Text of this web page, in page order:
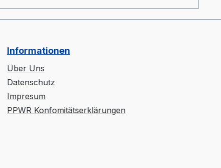
Informationen
Über Uns
Datenschutz
Impresum
PPWR Konfomitätserklärungen